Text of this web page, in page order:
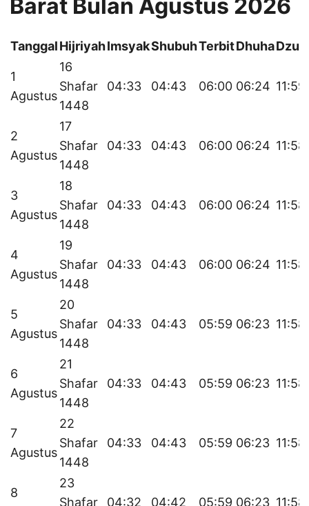
Barat Bulan Agustus 2026
TanggalHijriyahImsyakShubuhTerbitDhuha
1
Agustus
16
Shafar
1448
04:33 04:43 06:00 06:24 11:59
2
Agustus
17
Shafar
1448
04:33 04:43 06:00 06:24 11:58
3
Agustus
18
Shafar
1448
04:33 04:43 06:00 06:24 11:58
4
Agustus
19
Shafar
1448
04:33 04:43 06:00 06:24 11:58
5
Agustus
20
Shafar
1448
04:33 04:43 05:59 06:23 11:58
6
Agustus
21
Shafar
1448
04:33 04:43 05:59 06:23 11:58
7
Agustus
22
Shafar
1448
04:33 04:43 05:59 06:23 11:58
8
23
Shafar
04:32 04:42 05:59 06:23 11:58